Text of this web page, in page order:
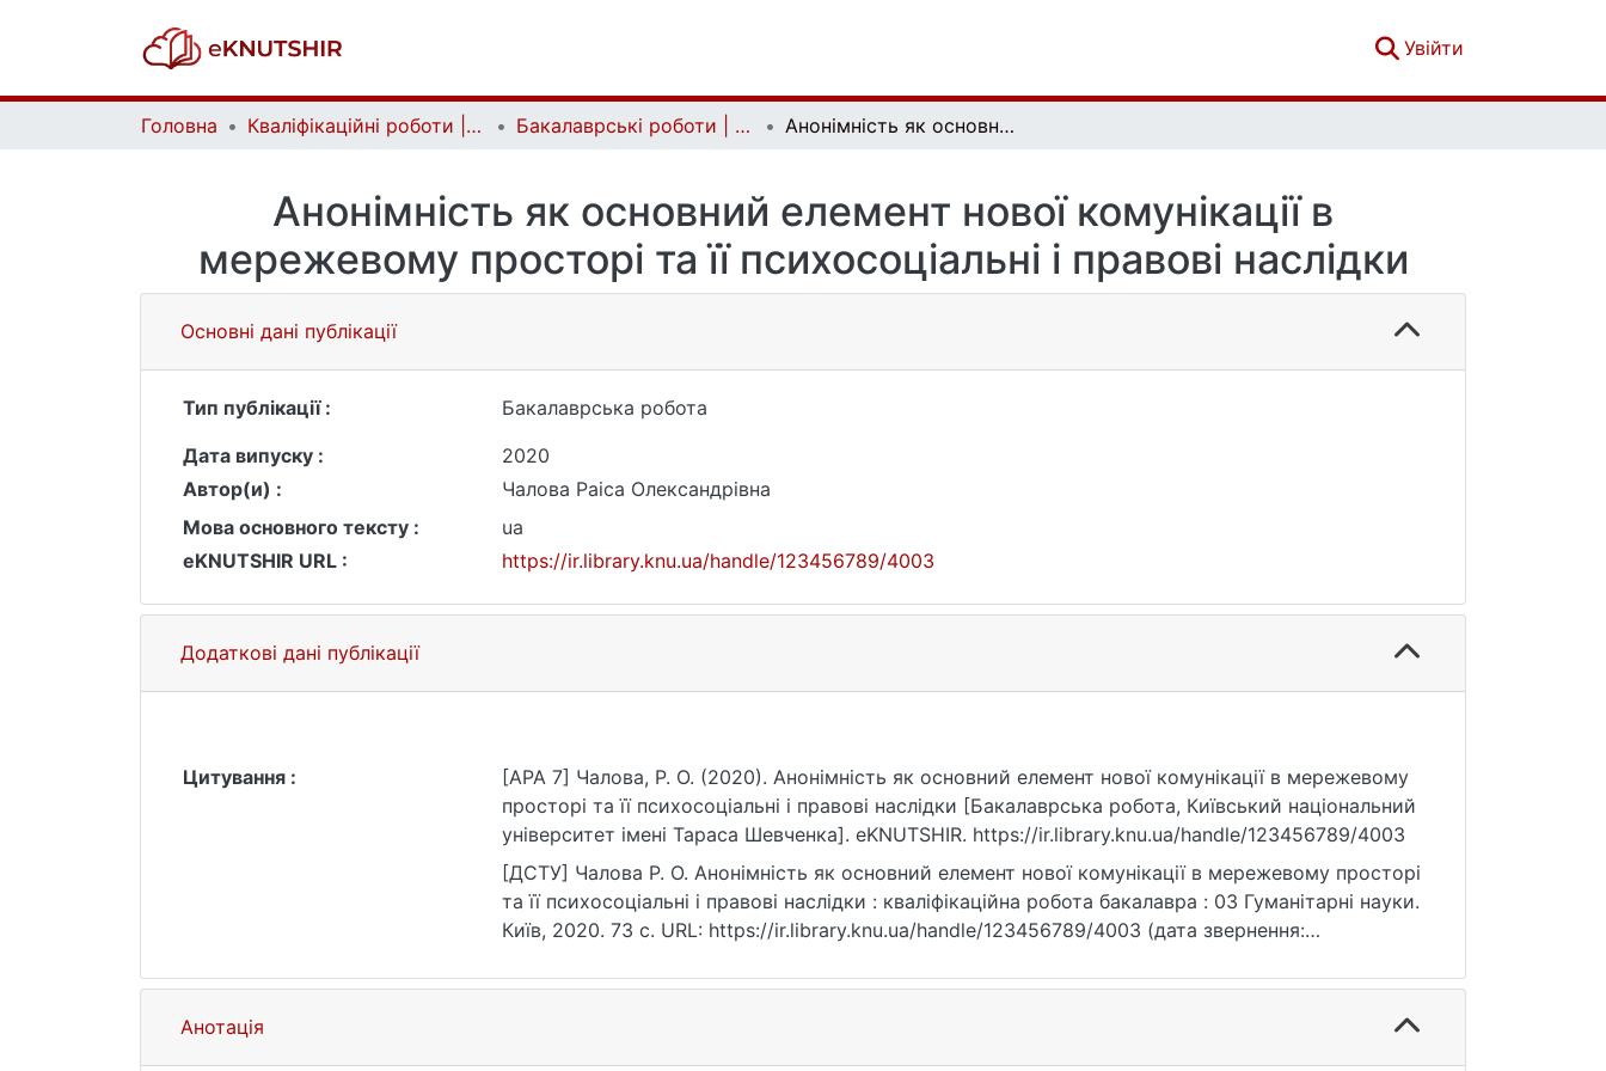
Увійти
Головна Кваліфікаційні роботи | Qualifying works Бакалаврські роботи | Bachelor theses Анонімність як основний елемент нової комунікації в мережевому просторі та її психосоціальні і правові наслідки
Анонімність як основний елемент нової комунікації в
мережевому просторі та її психосоціальні і правові наслідки
Основні дані публікації
Тип публікації :
Бакалаврська робота
Дата випуску :
2020
Автор(и) :
Чалова Раіса Олександрівна
Мова основного тексту :
ua
eKNUTSHIR URL :
https://ir.library.knu.ua/handle/123456789/4003
Додаткові дані публікації
Цитування :
[APA 7] Чалова, Р. О. (2020). Анонімність як основний елемент нової комунікації в мережевому
просторі та її психосоціальні і правові наслідки [Бакалаврська робота, Київський національний
університет імені Тараса Шевченка]. eKNUTSHIR. https://ir.library.knu.ua/handle/123456789/4003
[ДСТУ] Чалова Р. О. Анонімність як основний елемент нової комунікації в мережевому просторі
та її психосоціальні і правові наслідки : кваліфікаційна робота бакалавра : 03 Гуманітарні науки.
Київ, 2020. 73 с. URL: https://ir.library.knu.ua/handle/123456789/4003 (дата звернення:
Анотація